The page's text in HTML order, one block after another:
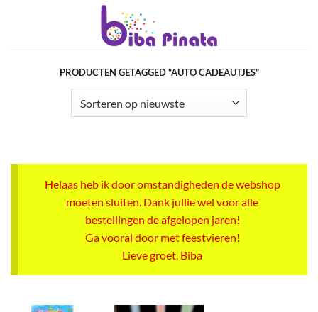
PRODUCTEN GETAGGED “AUTO CADEAUTJES”
Helaas heb ik door omstandigheden de webshop
moeten sluiten. Dank jullie wel voor alle
bestellingen de afgelopen jaren!
Ga vooral door met feestvieren!
Lieve groet, Biba